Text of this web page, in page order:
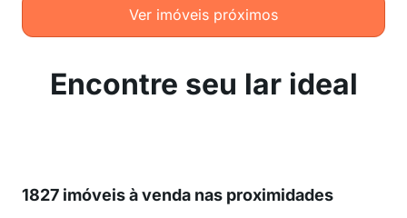
Ver imóveis próximos
Encontre seu lar ideal
1827 imóveis à venda nas proximidades